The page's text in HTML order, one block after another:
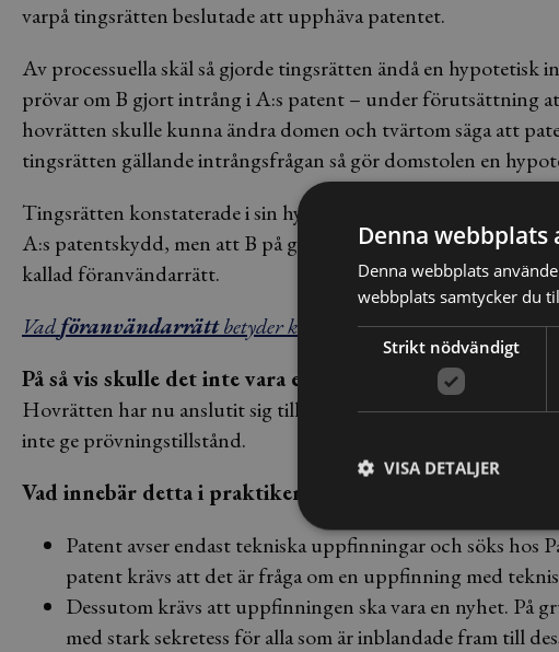
varpå tingsrätten beslutade att upphäva patentet.
Av processuella skäl så gjorde tingsrätten ändå en
prövar om B gjort intrång i A:s patent – under förutsättning
hovrätten skulle kunna ändra domen och tvärtom säga att
tingsrätten gällande intrångsfrågan så gör domstolen en
Tingsrätten konstaterade i sin hypotetiska bedömning att B:s
A:s patentskydd, men att B på grund av ”yrkesmässig
kallad föranvändarrätt.
Vadföranvändarrättbetyder kan du läsa här >>
På så vis skulle det inte vara ett patentintrång även om
Hovrätten har nu anslutit sig till tingsrättens bedömning
inte ge prövningstillstånd.
Vad innebär detta i praktiken?
Patent avser endast tekniska uppfinningar och söks hos
patent krävs att det är fråga om en uppfinning med
Dessutom krävs att uppfinningen ska vara en nyhet. På
med stark sekretess för alla som är inblandade fram till
Denna webbplats
Denna webbplats
webbplats samtycker du
Strikt nödvändigt
VISA DETALJER